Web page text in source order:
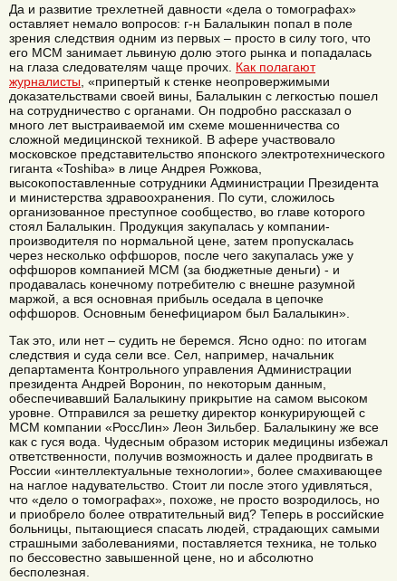
Да и развитие трехлетней давности «дела о томографах»
оставляет немало вопросов: г-н Балалыкин попал в поле
зрения следствия одним из первых – просто в силу того, что
его МСМ занимает львиную долю этого рынка и попадалась
на глаза следователям чаще прочих. Как полагают
журналисты , «припертый к стенке неопровержимыми
доказательствами своей вины, Балалыкин с легкостью пошел
на сотрудничество с органами. Он подробно рассказал о
много лет выстраиваемой им схеме мошенничества со
сложной медицинской техникой. В афере участвовало
московское представительство японского электротехнического
гиганта «Toshiba» в лице Андрея Рожкова,
высокопоставленные сотрудники Администрации Президента
и министерства здравоохранения. По сути, сложилось
организованное преступное сообщество, во главе которого
стоял Балалыкин. Продукция закупалась у компании-
производителя по нормальной цене, затем пропускалась
через несколько оффшоров, после чего закупалась уже у
оффшоров компанией МСМ (за бюджетные деньги) - и
продавалась конечному потребителю с внешне разумной
маржой, а вся основная прибыль оседала в цепочке
оффшоров. Основным бенефициаром был Балалыкин».
Так это, или нет – судить не беремся. Ясно одно: по итогам
следствия и суда сели все. Сел, например, начальник
департамента Контрольного управления Администрации
президента Андрей Воронин, по некоторым данным,
обеспечивавший Балалыкину прикрытие на самом высоком
уровне. Отправился за решетку директор конкурирующей с
МСМ компании «РоссЛин» Леон Зильбер. Балалыкину же все
как с гуся вода. Чудесным образом историк медицины избежал
ответственности, получив возможность и далее продвигать в
России «интеллектуальные технологии», более смахивающее
на наглое надувательство. Стоит ли после этого удивляться,
что «дело о томографах», похоже, не просто возродилось, но
и приобрело более отвратительный вид? Теперь в российские
больницы, пытающиеся спасать людей, страдающих самыми
страшными заболеваниями, поставляется техника, не только
по бессовестно завышенной цене, но и абсолютно
бесполезная.